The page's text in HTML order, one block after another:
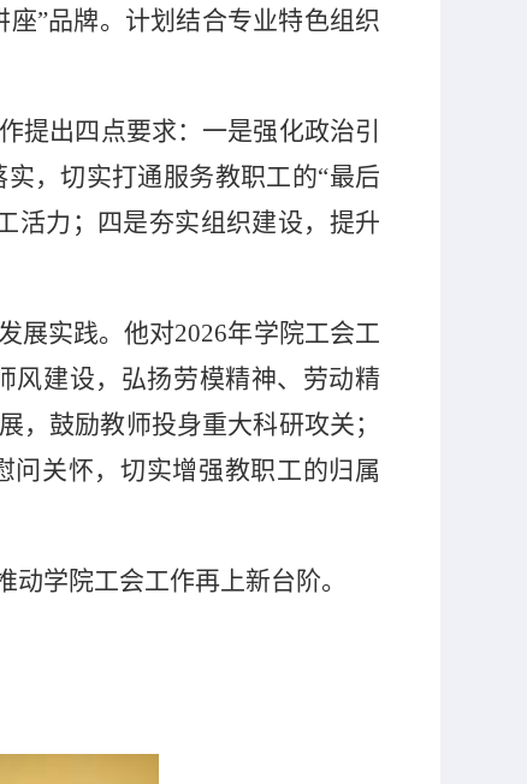
座”品牌。计划结合专业特色组织
提出四点要求：一是强化政治引
，切实打通服务教职工的“最后
活力；四是夯实组织建设，提升
展实践。他对2026年学院工会工
风建设，弘扬劳模精神、劳动精
鼓励教师投身重大科研攻关；
问关怀，切实增强教职工的归属
学院工会工作再上新台阶。